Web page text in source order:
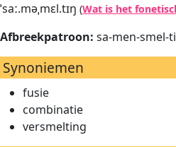
ˈsaː.məˌmɛl.tɪŋ (Wat is het
Afbreekpatroon: sa-men-smel-
Synoniemen
fusie
combinatie
versmelting